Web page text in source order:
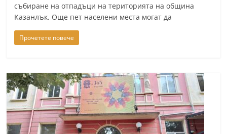
събиране на отпадъци на територията на община
Казанлък. Още пет населени места могат да
Прочетете повече